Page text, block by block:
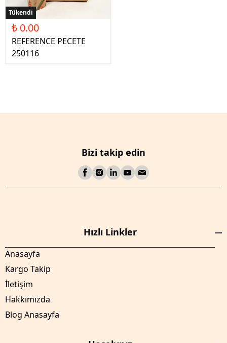
Tükendi
₺ 0.00
REFERENCE PECETE
250116
Bizi takip edin
Hızlı Linkler
Anasayfa
Kargo Takip
İletişim
Hakkımızda
Blog Anasayfa